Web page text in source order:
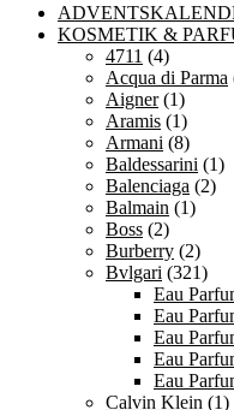
KOSMETIK &
4711 (4)
Acqua di Parma
Aigner (1)
Aramis (1)
Armani (8)
Baldessarini (1)
Balenciaga (2)
Balmain (1)
Boss (2)
Burberry (2)
Bvlgari (321)
Eau
Eau
Eau
Eau
Eau
Calvin Klein (1)